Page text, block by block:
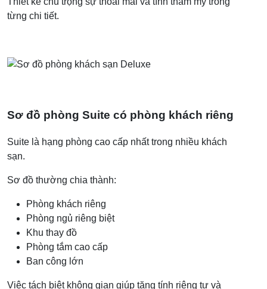
từng chi tiết.
Sơ đồ phòng Suite có phòng khách riêng
Suite là hạng phòng cao cấp nhất trong nhiều khách
sạn.
Sơ đồ thường chia thành:
Phòng khách riêng
Phòng ngủ riêng biệt
Khu thay đồ
Phòng tắm cao cấp
Ban công lớn
Việc tách biệt không gian giúp tăng tính riêng tư và